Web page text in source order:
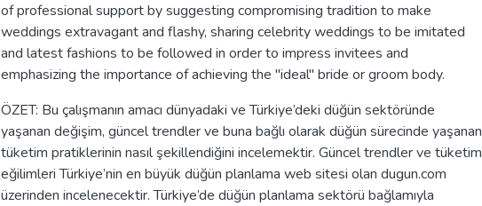
of professional support by suggesting compromising tradition to make
weddings extravagant and flashy, sharing celebrity weddings to be imitated
and latest fashions to be followed in order to impress invitees and
emphasizing the importance of achieving the "ideal" bride or groom body.
ÖZET: Bu çalışmanın amacı dünyadaki ve Türkiye’deki düğün sektöründe
yaşanan değişim, güncel trendler ve buna bağlı olarak düğün sürecinde yaşanan
tüketim pratiklerinin nasıl şekillendiğini incelemektir. Güncel trendler ve tüketim
eğilimleri Türkiye’nin en büyük düğün planlama web sitesi olan dugun.com
üzerinden incelenecektir. Türkiye’de düğün planlama sektörü bağlamıyla